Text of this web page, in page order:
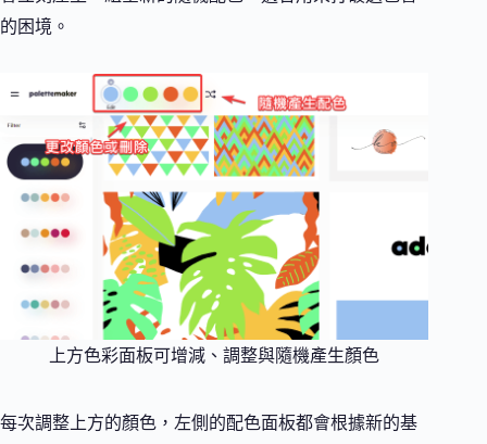
的困境。
上方色彩面板可增減、調整與隨機產生顏色
每次調整上方的顏色，左側的配色面板都會根據新的基